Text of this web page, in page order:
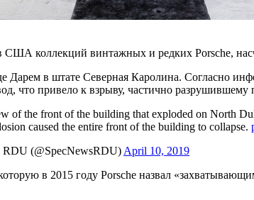
коллекций винтажных и редких Porsche,
Дарем в штате Северная Каролина. Согласно
что привело к взрыву, частично
of the front of the building that exploded on North
caused the entire front of the building to collapse.
(@SpecNewsRDU)April 10, 2019
в 2015 году Porsche назвал